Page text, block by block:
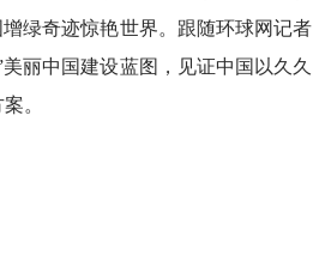
绿奇迹惊艳世界。跟随环球网记者
丽中国建设蓝图，见证中国以久久
。